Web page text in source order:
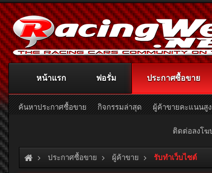
ติดต่อลงโ
ประกาศซื้อขาย ผู้ค้าขาย รับทำเว็บไซต์
หน้าแรก ฟอรั่ม ประกาศซื้อขาย
ค้นหาประกาศซื้อขาย กิจกรรมล่าสุด ผู้ค้าขายคะแนนสู